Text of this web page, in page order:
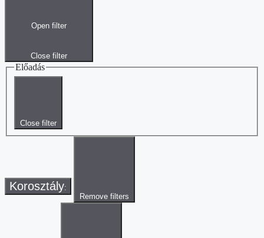
Open filter
Close filter
Előadás
Close filter
Korosztály:
Remove filters